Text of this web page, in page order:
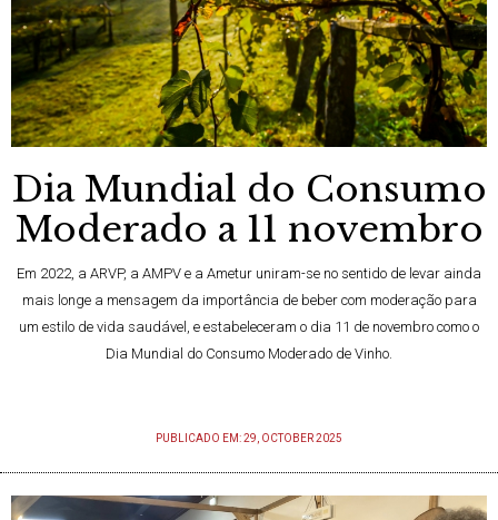
Dia Mundial do Consumo
Moderado a 11 novembro
Em 2022, a ARVP, a AMPV e a Ametur uniram-se no sentido de levar ainda
mais longe a mensagem da importância de beber com moderação para
um estilo de vida saudável, e estabeleceram o dia 11 de novembro como o
Dia Mundial do Consumo Moderado de Vinho.
PUBLICADO EM: 29, OCTOBER 2025